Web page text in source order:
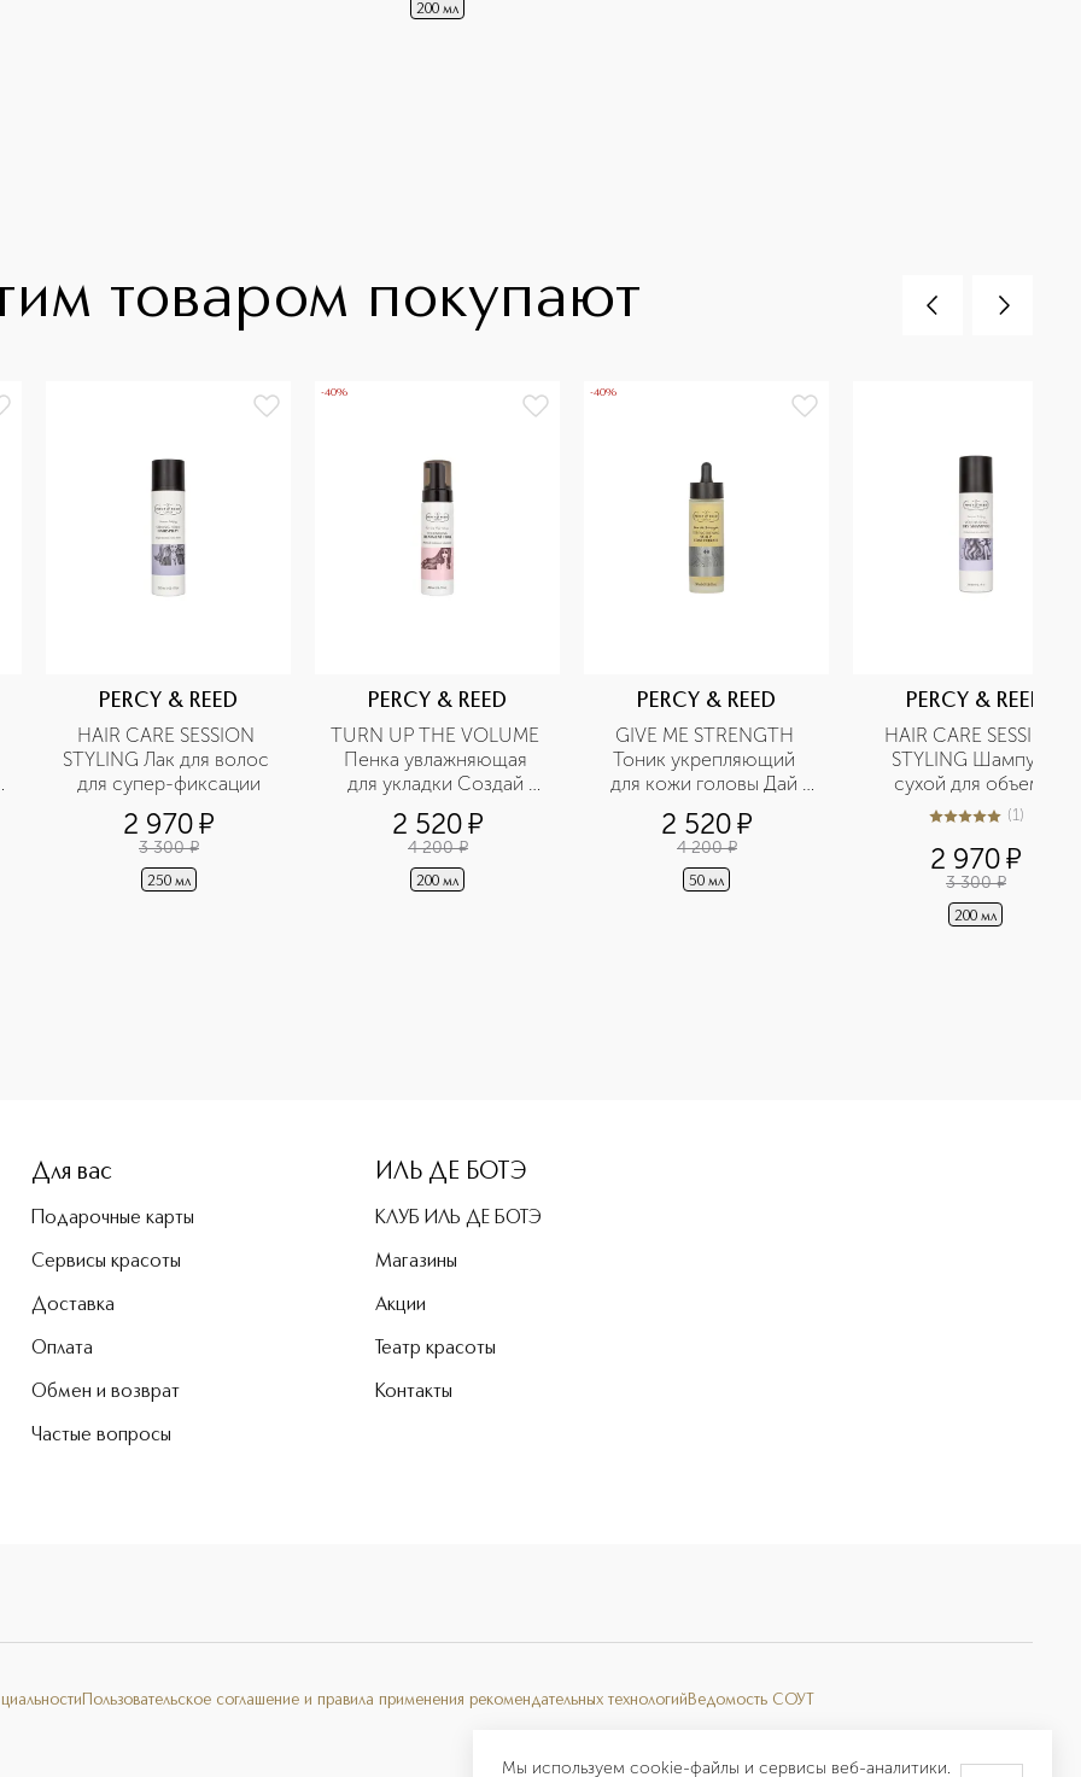
Мы используем cookie-файлы и сервисы веб-аналитики.
200 мл
товаром покупают
PERCY & REED
HAIR CARE SESSION
STYLING Лак для волос
для супер-фиксации
2 970¤
3 300 ¤
250 мл
-40%
PERCY & REED
TURN UP THE VOLUME
Пенка увлажняющая
для укладки Создай
объём
2 520¤
4 200 ¤
200 мл
-40%
PERCY & REED
GIVE ME STRENGTH
Тоник укрепляющий
для кожи головы Дай
мне силу
2 520¤
4 200 ¤
50 мл
PERCY & REED
HAIR CARE SESSION
STYLING Шампунь
сухой для объема
волос
5из 51 (1)
2 970¤
3 300 ¤
200 мл
Для вас
Подарочные карты
Сервисы красоты
Доставка
Оплата
Обмен и возврат
Частые вопросы
ИЛЬ ДЕ БОТЭ
КЛУБ ИЛЬ ДЕ БОТЭ
Магазины
Акции
Театр красоты
Контакты
Пользовательское соглашение и правила применения рекомендательных технологий Ведомость СОУТ